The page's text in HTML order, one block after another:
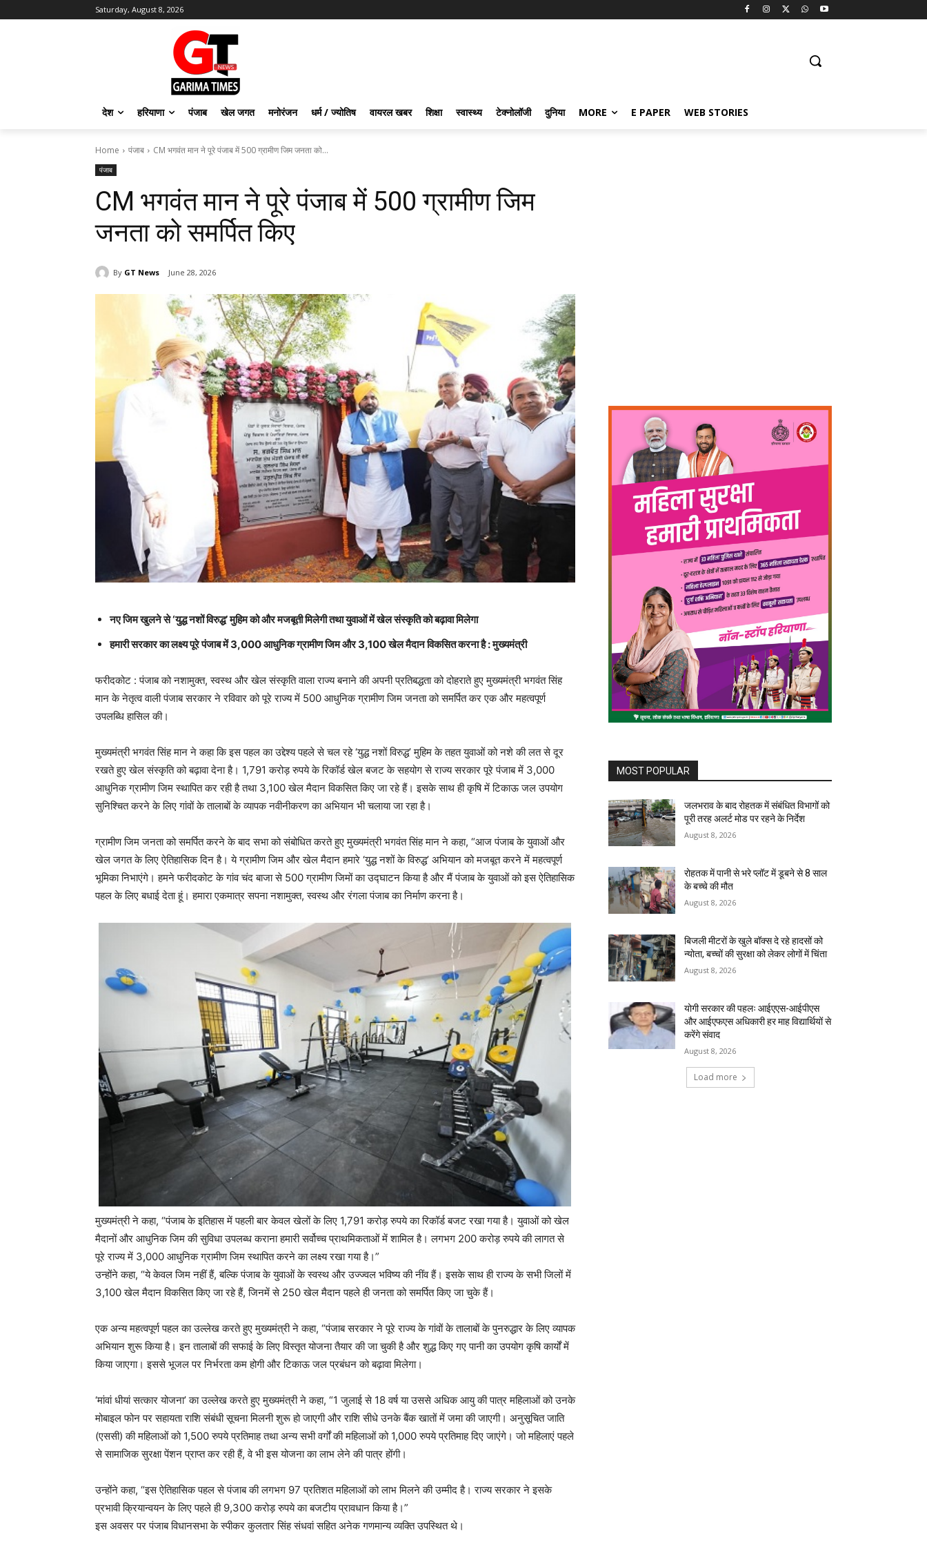
Saturday, August 8, 2026
देश हरियाणा पंजाब खेल जगत मनोरंजन धर्म / ज्योतिष वायरल खबर शिक्षा स्वास्थ्य टेक्नोलॉजी दुनिया MORE E PAPER WEB STORIES
Home पंजाब CM भगवंत मान ने पूरे पंजाब में 500 ग्रामीण जिम जनता को...
पंजाब
CM भगवंत मान ने पूरे पंजाब में 500 ग्रामीण जिम
जनता को समर्पित किए
By GT News June 28, 2026
नए जिम खुलने से ‘युद्ध नशों विरुद्ध’ मुहिम को और मजबूती मिलेगी तथा युवाओं में खेल संस्कृति को बढ़ावा मिलेगा
हमारी सरकार का लक्ष्य पूरे पंजाब में 3,000 आधुनिक ग्रामीण जिम और 3,100 खेल मैदान विकसित करना है : मुख्यमंत्री
फरीदकोट : पंजाब को नशामुक्त, स्वस्थ और खेल संस्कृति वाला राज्य बनाने की अपनी प्रतिबद्धता को दोहराते हुए मुख्यमंत्री भगवंत सिंह
मान के नेतृत्व वाली पंजाब सरकार ने रविवार को पूरे राज्य में 500 आधुनिक ग्रामीण जिम जनता को समर्पित कर एक और महत्वपूर्ण
उपलब्धि हासिल की।
मुख्यमंत्री भगवंत सिंह मान ने कहा कि इस पहल का उद्देश्य पहले से चल रहे ‘युद्ध नशों विरुद्ध’ मुहिम के तहत युवाओं को नशे की लत से दूर
रखते हुए खेल संस्कृति को बढ़ावा देना है। 1,791 करोड़ रुपये के रिकॉर्ड खेल बजट के सहयोग से राज्य सरकार पूरे पंजाब में 3,000
आधुनिक ग्रामीण जिम स्थापित कर रही है तथा 3,100 खेल मैदान विकसित किए जा रहे हैं। इसके साथ ही कृषि में टिकाऊ जल उपयोग
सुनिश्चित करने के लिए गांवों के तालाबों के व्यापक नवीनीकरण का अभियान भी चलाया जा रहा है।
ग्रामीण जिम जनता को समर्पित करने के बाद सभा को संबोधित करते हुए मुख्यमंत्री भगवंत सिंह मान ने कहा, “आज पंजाब के युवाओं और
खेल जगत के लिए ऐतिहासिक दिन है। ये ग्रामीण जिम और खेल मैदान हमारे ‘युद्ध नशों के विरुद्ध’ अभियान को मजबूत करने में महत्वपूर्ण
भूमिका निभाएंगे। हमने फरीदकोट के गांव चंद बाजा से 500 ग्रामीण जिमों का उद्घाटन किया है और मैं पंजाब के युवाओं को इस ऐतिहासिक
पहल के लिए बधाई देता हूं। हमारा एकमात्र सपना नशामुक्त, स्वस्थ और रंगला पंजाब का निर्माण करना है।
मुख्यमंत्री ने कहा, “पंजाब के इतिहास में पहली बार केवल खेलों के लिए 1,791 करोड़ रुपये का रिकॉर्ड बजट रखा गया है। युवाओं को खेल
मैदानों और आधुनिक जिम की सुविधा उपलब्ध कराना हमारी सर्वोच्च प्राथमिकताओं में शामिल है। लगभग 200 करोड़ रुपये की लागत से
पूरे राज्य में 3,000 आधुनिक ग्रामीण जिम स्थापित करने का लक्ष्य रखा गया है।”
उन्होंने कहा, “ये केवल जिम नहीं हैं, बल्कि पंजाब के युवाओं के स्वस्थ और उज्ज्वल भविष्य की नींव हैं। इसके साथ ही राज्य के सभी जिलों में
3,100 खेल मैदान विकसित किए जा रहे हैं, जिनमें से 250 खेल मैदान पहले ही जनता को समर्पित किए जा चुके हैं।
एक अन्य महत्वपूर्ण पहल का उल्लेख करते हुए मुख्यमंत्री ने कहा, “पंजाब सरकार ने पूरे राज्य के गांवों के तालाबों के पुनरुद्धार के लिए व्यापक
अभियान शुरू किया है। इन तालाबों की सफाई के लिए विस्तृत योजना तैयार की जा चुकी है और शुद्ध किए गए पानी का उपयोग कृषि कार्यों में
किया जाएगा। इससे भूजल पर निर्भरता कम होगी और टिकाऊ जल प्रबंधन को बढ़ावा मिलेगा।
‘मांवां धीयां सत्कार योजना’ का उल्लेख करते हुए मुख्यमंत्री ने कहा, “1 जुलाई से 18 वर्ष या उससे अधिक आयु की पात्र महिलाओं को उनके
मोबाइल फोन पर सहायता राशि संबंधी सूचना मिलनी शुरू हो जाएगी और राशि सीधे उनके बैंक खातों में जमा की जाएगी। अनुसूचित जाति
(एससी) की महिलाओं को 1,500 रुपये प्रतिमाह तथा अन्य सभी वर्गों की महिलाओं को 1,000 रुपये प्रतिमाह दिए जाएंगे। जो महिलाएं पहले
से सामाजिक सुरक्षा पेंशन प्राप्त कर रही हैं, वे भी इस योजना का लाभ लेने की पात्र होंगी।
उन्होंने कहा, “इस ऐतिहासिक पहल से पंजाब की लगभग 97 प्रतिशत महिलाओं को लाभ मिलने की उम्मीद है। राज्य सरकार ने इसके
प्रभावी क्रियान्वयन के लिए पहले ही 9,300 करोड़ रुपये का बजटीय प्रावधान किया है।”
इस अवसर पर पंजाब विधानसभा के स्पीकर कुलतार सिंह संधवां सहित अनेक गणमान्य व्यक्ति उपस्थित थे।
MOST POPULAR
जलभराव के बाद रोहतक में संबंधित विभागों को
पूरी तरह अलर्ट मोड पर रहने के निर्देश
August 8, 2026
रोहतक में पानी से भरे प्लॉट में डूबने से 8 साल
के बच्चे की मौत
August 8, 2026
बिजली मीटरों के खुले बॉक्स दे रहे हादसों को
न्योता, बच्चों की सुरक्षा को लेकर लोगों में चिंता
August 8, 2026
योगी सरकार की पहलः आईएएस-आईपीएस
और आईएफएस अधिकारी हर माह विद्यार्थियों से
करेंगे संवाद
August 8, 2026
Load more